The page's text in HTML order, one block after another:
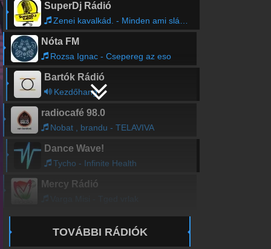
SuperDj Rádió
Zenei kavalkád. - Minden ami sláger.
Nóta FM
Rozsa Ignac - Csepereg az eso
Bartók Rádió
Kezdőhang
radiocafé 98.0
Nobat , brandu - TELAVIVA
Dance Wave!
Tycho - Infinite Health
Mercy Rádió
TOVÁBBI RÁDIÓK